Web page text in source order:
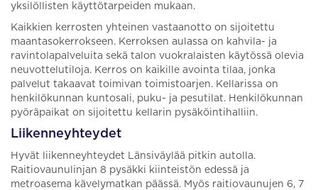
yksilöllisten käyttötarpeiden mukaan.
Kaikkien kerrosten yhteinen vastaanotto on sijoitettu
maantasokerrokseen. Kerroksen aulassa on kahvila- ja
ravintolapalveluita sekä talon vuokralaisten käytössä olevia
neuvottelutiloja. Kerros on kaikille avointa tilaa, jonka
palvelut takaavat toimivan toimistoarjen. Kellarissa on
henkilökunnan kuntosali, puku- ja pesutilat. Henkilökunnan
pyöräpaikat on sijoitettu kellarin pysäköintihalliin.
Liikenneyhteydet
Hyvät liikenneyhteydet Länsiväylää pitkin autolla.
Raitiovaunulinjan 8 pysäkki kiinteistön edessä ja
metroasema kävelymatkan päässä. Myös raitiovaunujen 6, 7